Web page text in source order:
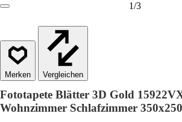
1/3
Vergleichen
Fototapete Blätter 3D Gold
Wohnzimmer Schlafzimmer